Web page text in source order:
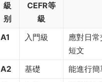
級
别
CEFR等
級
A1 入門級
應對日
短文
A2
基礎 能進行